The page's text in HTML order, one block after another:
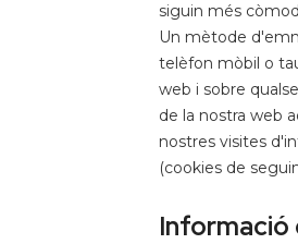
siguin més
Un mètode
telèfon mòbil o
web i sobre
de la nostra web
nostres visites
(cookies de
Informació